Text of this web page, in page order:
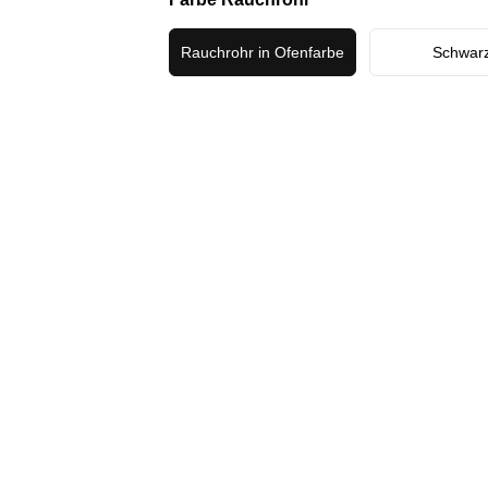
Rauchrohr in Ofenfarbe